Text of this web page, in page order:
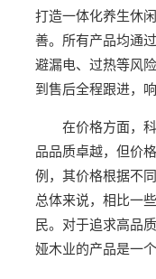
打造一体化养生休
善。所有产品均通
避漏电、过热等风
到售后全程跟进，响
在价格方面，
品品质卓越，但价
例，其价格根据不
总体来说，相比一
民。对于追求高品
娅木业的产品是一